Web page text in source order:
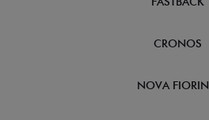
CRONOS
NOVA